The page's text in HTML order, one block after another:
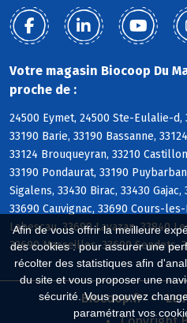
Afin de vous offrir la meilleure
des cookies : pour assurer une
récolter des statistiques afin
du site et vous proposer une
sécurité. Vous pouvez
paramétrant vos
Votre magasin Biocoop Du
proche de :
24500 Eymet, 24500 Ste-Eulalie-d,
33190 Barie, 33190 Bassanne,
33124 Brouqueyran, 33210
33190 Pondaurat, 33190
Sigalens, 33430 Birac, 33430 Gajac,
33690 Cauvignac, 33690 Cours-
Labescau, 33690 Lavazan, 33840
33690 Masseilles, 33690 Sendets,
Biocoop.fr
Le